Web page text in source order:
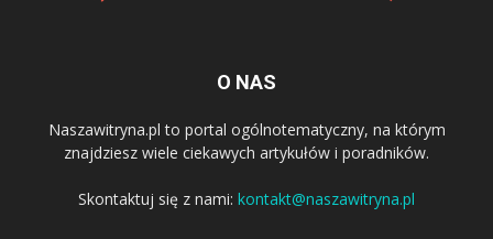
O NAS
Naszawitryna.pl to portal ogólnotematyczny, na którym
znajdziesz wiele ciekawych artykułów i poradników.
Skontaktuj się z nami: kontakt@naszawitryna.pl